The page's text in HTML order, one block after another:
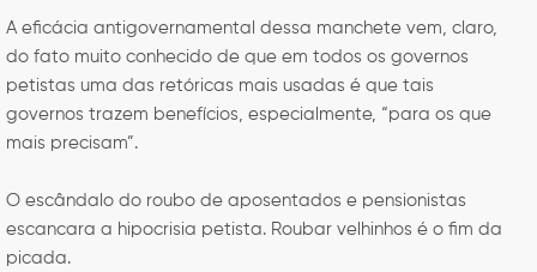
A eficácia antigovernamental dessa manchete vem, claro,
do fato muito conhecido de que em todos os governos
petistas uma das retóricas mais usadas é que tais
governos trazem benefícios, especialmente, “para os que
mais precisam”.
O escândalo do roubo de aposentados e pensionistas
escancara a hipocrisia petista. Roubar velhinhos é o fim da
picada.